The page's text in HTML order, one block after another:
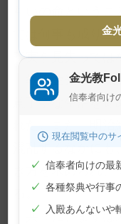
ては何事も成り
事実を見失って
教祖金光大神様
意丁寧な生活を
き方を求められ
る。
共々に、まずは
金
金光教
信奉者向け
現在閲覧中のサ
✓ 信奉者向けの最
✓ 各種祭典や行事
✓ 入殿あんないや